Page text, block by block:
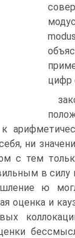
цифр
ни
с тем
в
ю
оценка и